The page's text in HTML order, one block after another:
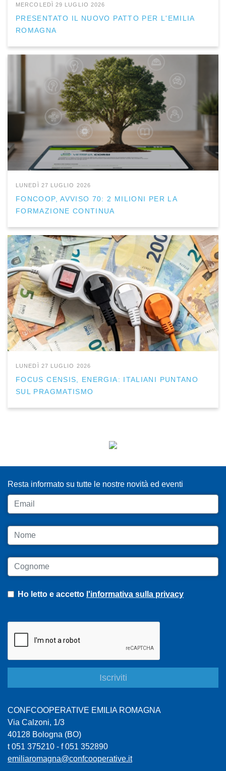
MERCOLEDÌ 29 LUGLIO 2026
PRESENTATO IL NUOVO PATTO PER L'EMILIA
ROMAGNA
LUNEDÌ 27 LUGLIO 2026
FONCOOP, AVVISO 70: 2 MILIONI PER LA
FORMAZIONE CONTINUA
LUNEDÌ 27 LUGLIO 2026
FOCUS CENSIS, ENERGIA: ITALIANI PUNTANO
SUL PRAGMATISMO
Resta informato su tutte le nostre novità ed eventi
Email
Nome
Cognome
Ho letto e accetto l'informativa sulla privacy
CONFCOOPERATIVE EMILIA ROMAGNA
Via Calzoni, 1/3
40128 Bologna (BO)
t 051 375210 - f 051 352890
emiliaromagna@confcooperative.it